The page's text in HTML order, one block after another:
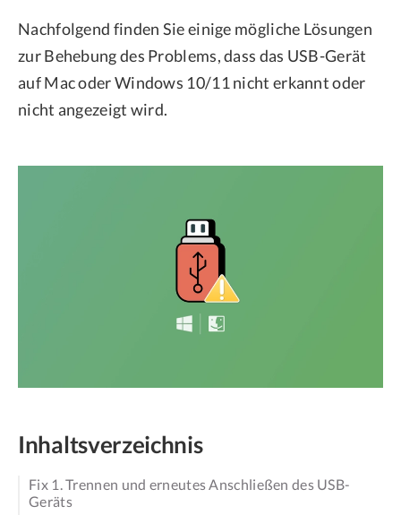
Nachfolgend finden Sie einige mögliche Lösungen
zur Behebung des Problems, dass das USB-Gerät
auf Mac oder Windows 10/11 nicht erkannt oder
nicht angezeigt wird.
Inhaltsverzeichnis
Fix 1. Trennen und erneutes Anschließen des USB-
Geräts